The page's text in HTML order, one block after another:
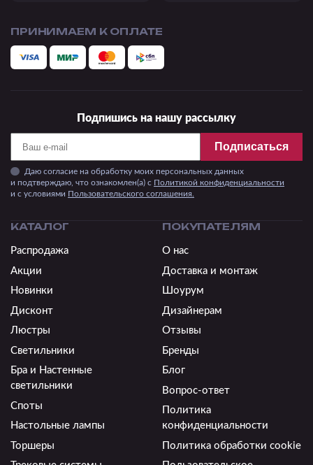
Подпишись на нашу рассылку
Подписаться
Даю согласие на обработку моих персональных данных
и подтверждаю, что ознакомлен(а) с Политикой конфиденциальности
и c условиями Пользовательского соглашения.
ПРИНИМАЕМ К ОПЛАТЕ
КАТАЛОГ
Распродажа
Акции
Новинки
Дисконт
Люстры
Светильники
Бра и Настенные
светильники
Споты
Настольные лампы
Торшеры
ПОКУПАТЕЛЯМ
О нас
Доставка и монтаж
Шоурум
Дизайнерам
Отзывы
Бренды
Блог
Вопрос-ответ
Политика
конфиденциальности
Политика обработки cookie